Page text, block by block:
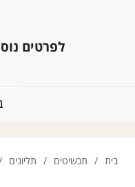
לפרטים
בית / תכשיטים / תליונים